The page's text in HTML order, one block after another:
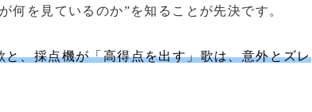
何を見ているのか”を知ることが先決です。
、採点機が「高得点を出す」歌は、意外とズレ